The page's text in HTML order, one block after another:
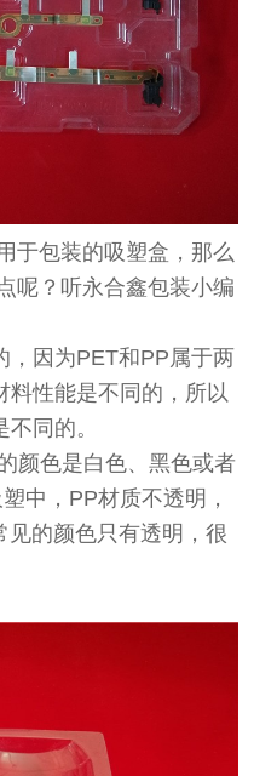
于包装的吸塑盒，那么
呢？听永合鑫包装小编
，因为PET和PP属于两
料性能是不同的，所以
同的。
颜色是白色、黑色或者
中，PP材质不透明，
见的颜色只有透明，很